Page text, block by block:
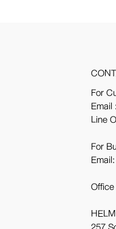
For
Line
For